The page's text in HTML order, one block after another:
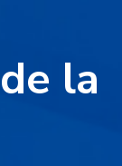
la